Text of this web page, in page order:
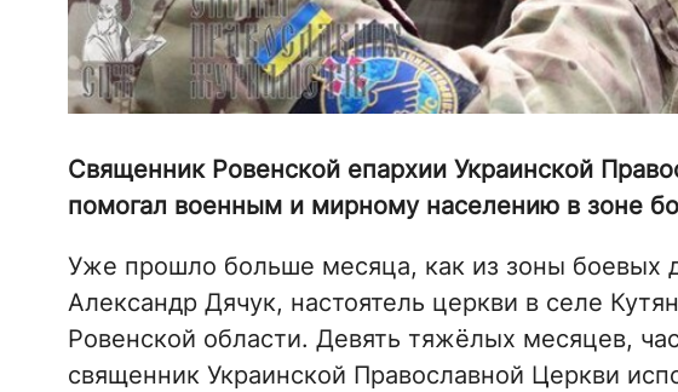
Священник Ровенской епархии Украинской
помогал военным и мирному населению в зоне
Уже прошло больше месяца, как из зоны боевых
Александр Дячук, настоятель церкви в селе
Ровенской области. Девять тяжёлых месяцев,
священник Украинской Православной Церкви